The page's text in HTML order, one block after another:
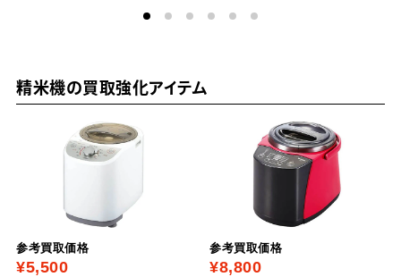
精米機の買取強化アイテム
参考買取価格
¥5,500
参考買取価格
¥8,800